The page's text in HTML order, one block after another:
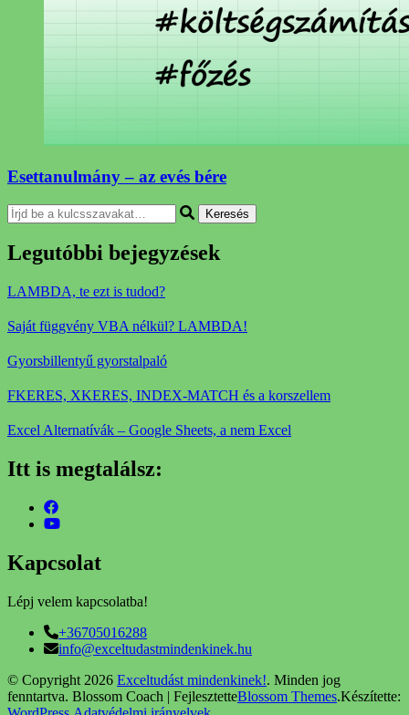
Esettanulmány – az evés bére
Keresel
valamit?
Legutóbbi bejegyzések
LAMBDA, te ezt is tudod?
Saját függvény VBA nélkül? LAMBDA!
Gyorsbillentyű gyorstalpaló
FKERES, XKERES, INDEX-MATCH és a korszellem
Excel Alternatívák – Google Sheets, a nem Excel
Itt is megtalálsz:
Kapcsolat
Lépj velem kapcsolatba!
+36705016288
info@exceltudastmindenkinek.hu
© Copyright 2026 Exceltudást mindenkinek!. Minden jog
fenntartva. Blossom Coach | FejlesztetteBlossom Themes.Készítette: